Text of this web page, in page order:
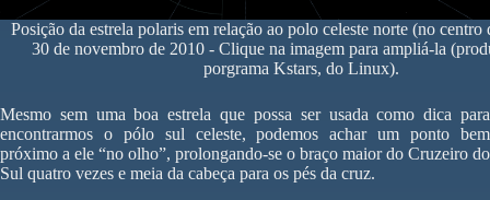
Posição da estrela polaris em relação ao polo celeste norte (no centro
30 de novembro de 2010 - Clique na imagem para ampliá-la
porgrama Kstars, do Linux).
Mesmo sem uma boa estrela que possa ser usada como dica para
encontrarmos o pólo sul celeste, podemos achar um ponto bem
próximo a ele “no olho”, prolongando-se o braço maior do Cruzeiro do
Sul quatro vezes e meia da cabeça para os pés da cruz.